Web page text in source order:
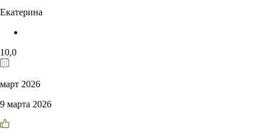
Екатерина
10,0
март 2026
9 марта 2026